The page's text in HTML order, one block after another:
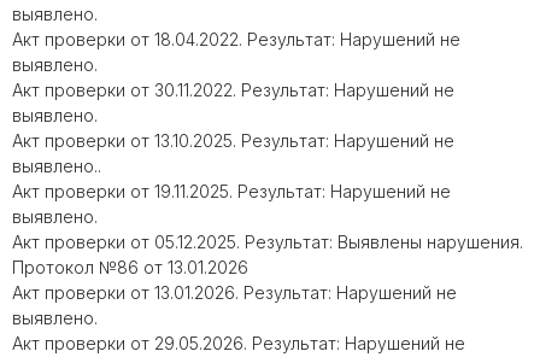
выявлено.
Акт проверки от 18.04.2022. Результат: Нарушений не
выявлено.
Акт проверки от 30.11.2022. Результат: Нарушений не
выявлено.
Акт проверки от 13.10.2025. Результат: Нарушений не
выявлено..
Акт проверки от 19.11.2025. Результат: Нарушений не
выявлено.
Акт проверки от 05.12.2025. Результат: Выявлены нарушения.
Протокол №86 от 13.01.2026
Акт проверки от 13.01.2026. Результат: Нарушений не
выявлено.
Акт проверки от 29.05.2026. Результат: Нарушений не